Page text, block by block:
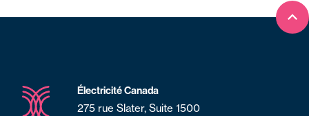
Électricité Canada
275 rue Slater, Suite 1500